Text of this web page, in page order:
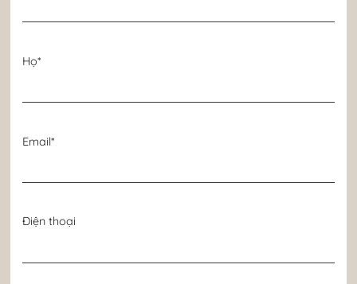
Họ*
Email*
Điện thoại